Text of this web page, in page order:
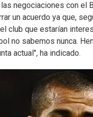
negociaciones con el
un acuerdo ya que,
club que estarían
no sabemos nunca.
actual", ha indicado.